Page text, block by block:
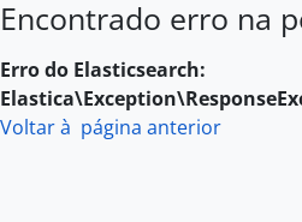
Skip to main content
Encontrado erro na
Erro do Elasticsearch:
Voltar à página anterior